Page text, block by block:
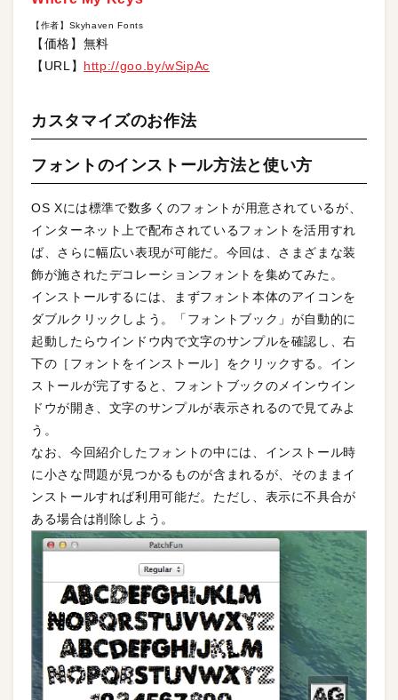
【作者】Skyhaven Fonts
【価格】無料
【URL】 http://goo.by/wSipAc
カスタマイズのお作法
フォントのインストール方法と使い方
OS Xには標準で数多くのフォントが用意されているが、
インターネット上で配布されているフォントを活用すれ
ば、さらに幅広い表現が可能だ。今回は、さまざまな装
飾が施されたデコレーションフォントを集めてみた。
インストールするには、まずフォント本体のアイコンを
ダブルクリックしよう。「フォントブック」が自動的に
起動したらウインドウ内で文字のサンプルを確認し、右
下の［フォントをインストール］をクリックする。イン
ストールが完了すると、フォントブックのメインウイン
ドウが開き、文字のサンプルが表示されるので見てみよ
う。
なお、今回紹介したフォントの中には、インストール時
に小さな問題が見つかるものが含まれるが、そのままイ
ンストールすれば利用可能だ。ただし、表示に不具合が
ある場合は削除しよう。